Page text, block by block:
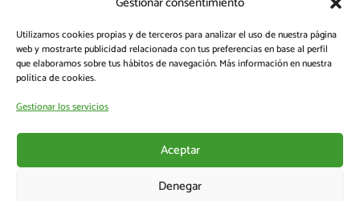
Utilizamos cookies propias y de terceros para analizar el uso de nuestra página
web y mostrarte publicidad relacionada con tus preferencias en base al perfil
que elaboramos sobre tus hábitos de navegación. Más información en nuestra
política de cookies.
Gestionar los servicios
Aceptar
Denegar
Derechos ARCO
Condiciones de Venta
Garantía de productos